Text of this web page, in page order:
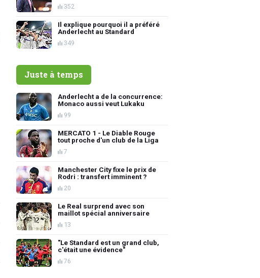
352
Il explique pourquoi il a préféré
Anderlecht au Standard
349
Juste à temps
Anderlecht a de la concurrence:
Monaco aussi veut Lukaku
99
MERCATO 1 - Le Diable Rouge
tout proche d'un club de la Liga
7
Manchester City fixe le prix de
Rodri : transfert imminent ?
20
Le Real surprend avec son
maillot spécial anniversaire
13
"Le Standard est un grand club,
c'était une évidence"
76